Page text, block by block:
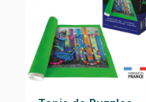
Nombre de pièces
Dimensions